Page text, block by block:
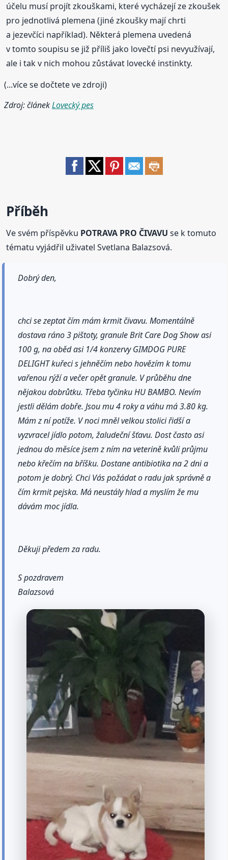
účelu musí projít zkouškami, které vycházejí ze zkoušek
pro jednotlivá plemena (jiné zkoušky mají chrti
a jezevčíci například). Některá plemena uvedená
v tomto soupisu se již příliš jako lovečtí psi nevyužívají,
ale i tak v nich mohou zůstávat lovecké instinkty.
(...více se dočtete ve zdroji)
Zdroj: článekLovecký pes
Příběh
Ve svém příspěvku POTRAVA PRO ČIVAVU se k tomuto
tématu vyjádřil uživatel Svetlana Balazsová.
Dobrý den,
chci se zeptat čím mám krmit čivavu. Momentálně
dostava ráno 3 pištoty, granule Brit Care Dog Show asi
100 g, na oběd asi 1/4 konzervy GIMDOG PURE
DELIGHT kuřeci s jehněčím nebo hovězím k tomu
vařenou rýží a večer opět granule. V průběhu dne
nějakou dobrůtku. Třeba tyčinku HU BAMBO. Nevím
jestli dělám dobře. Jsou mu 4 roky a váhu má 3.80 kg.
Mám z ní potíže. V noci mněl velkou stolici řidší a
vyzvracel jídlo potom, žaludeční šťavu. Dost často asi
jednou do měsíce jsem z ním na veterině kvůli průjmu
nebo křečím na bříšku. Dostane antibiotika na 2 dni a
potom je dobrý. Chci Vás požádat o radu jak správně a
čím krmit pejska. Má neustály hlad a myslím že mu
dávám moc jídla.
Děkuji předem za radu.
S pozdravem
Balazsová